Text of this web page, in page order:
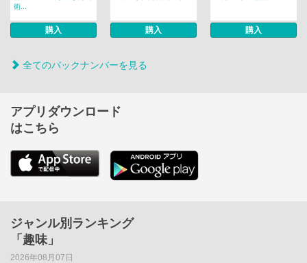
術...
購入 購入 購入
全てのバックナンバーを見る
アプリダウンロード
はこちら
ジャンル別ランキング
「趣味」
2026年08月07日